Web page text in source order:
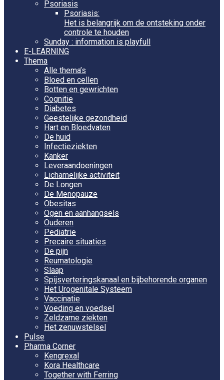
Psoriasis
Psoriasis:
Het is belangrijk om de ontsteking onder
controle te houden
Sunday : information is playfull
E-LEARNING
Thema
Alle thema’s
Bloed en cellen
Botten en gewrichten
Cognitie
Diabetes
Geestelijke gezondheid
Hart en Bloedvaten
De huid
Infectieziekten
Kanker
Leveraandoeningen
Lichamelijke activiteit
De Longen
De Menopauze
Obesitas
Ogen en aanhangsels
Ouderen
Pediatrie
Precaire situaties
De pijn
Reumatologie
Slaap
Spijsverteringskanaal en bijbehorende organen
Het Urogenitale Systeem
Vaccinatie
Voeding en voedsel
Zeldzame ziekten
Het zenuwstelsel
Pulse
Pharma Corner
Kengrexal
Kora Healthcare
Together with Ferring